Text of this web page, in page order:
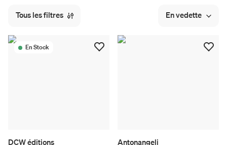
Tous les filtres En vedette
En Stock
DCW éditions
Antonangeli